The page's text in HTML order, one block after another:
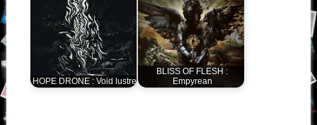
HOPE DRONE : Void lustre
BLISS OF FLESH :
Empyrean